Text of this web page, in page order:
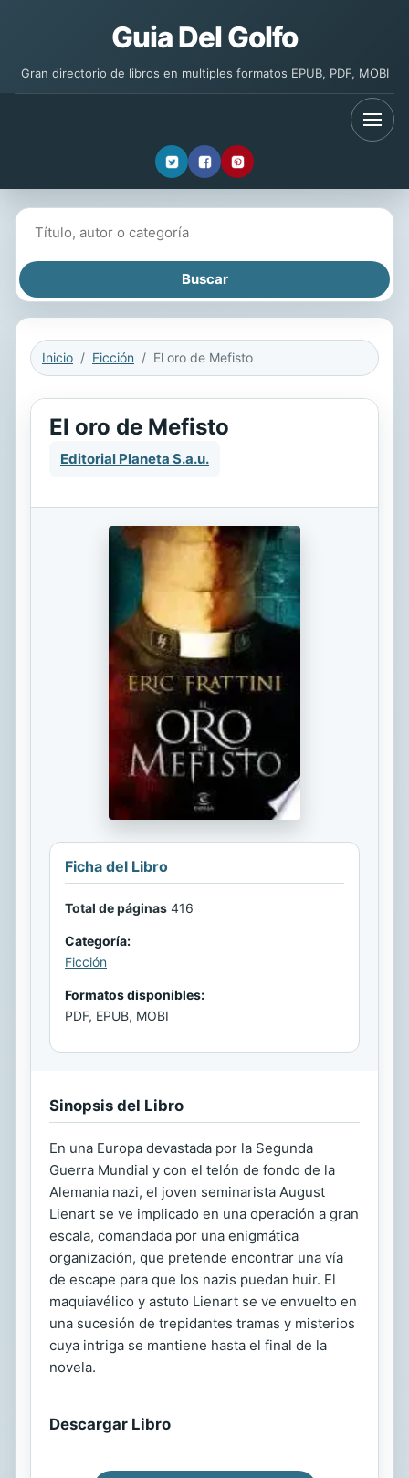
Guia Del Golfo
Gran directorio de libros en multiples formatos EPUB, PDF, MOBI
Inicio Ficción El oro de Mefisto
El oro de Mefisto
Editorial Planeta S.a.u.
Ficha del Libro
Total de páginas 416
Categoría:
Ficción
Formatos disponibles:
PDF, EPUB, MOBI
Sinopsis del Libro
En una Europa devastada por la Segunda
Guerra Mundial y con el telón de fondo de la
Alemania nazi, el joven seminarista August
Lienart se ve implicado en una operación a gran
escala, comandada por una enigmática
organización, que pretende encontrar una vía
de escape para que los nazis puedan huir. El
maquiavélico y astuto Lienart se ve envuelto en
una sucesión de trepidantes tramas y misterios
cuya intriga se mantiene hasta el final de la
novela.
Descargar Libro